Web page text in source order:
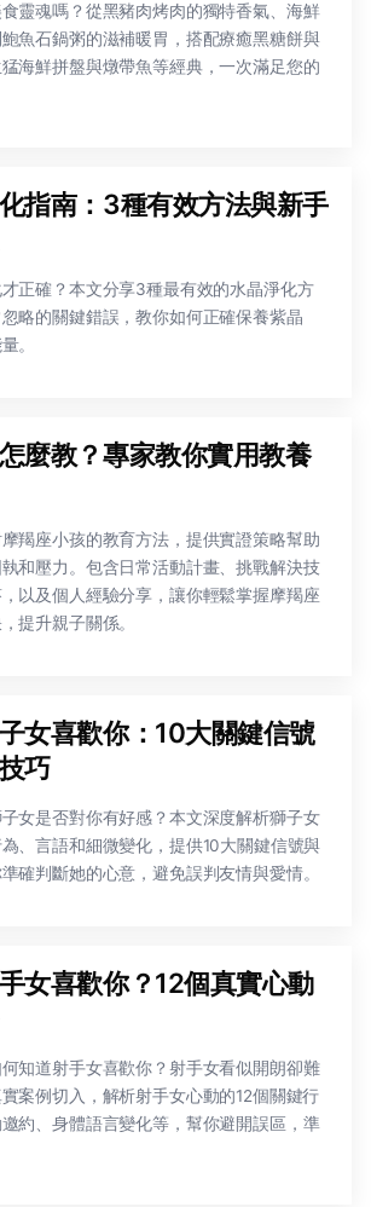
靈魂嗎？從黑豬肉烤肉的獨特香氣、海鮮
魚石鍋粥的滋補暖胃，搭配療癒黑糖餅與
海鮮拼盤與燉帶魚等經典，一次滿足您的
指南：3種有效方法與新手
正確？本文分享3種最有效的水晶淨化方
略的關鍵錯誤，教你如何正確保養紫晶
。
麼教？專家教你實用教養
羯座小孩的教育方法，提供實證策略幫助
和壓力。包含日常活動計畫、挑戰解決技
以及個人經驗分享，讓你輕鬆掌握摩羯座
提升親子關係。
女喜歡你：10大關鍵信號
巧
女是否對你有好感？本文深度解析獅子女
、言語和細微變化，提供10大關鍵信號與
確判斷她的心意，避免誤判友情與愛情。
女喜歡你？12個真實心動
知道射手女喜歡你？射手女看似開朗卻難
案例切入，解析射手女心動的12個關鍵行
約、身體語言變化等，幫你避開誤區，準